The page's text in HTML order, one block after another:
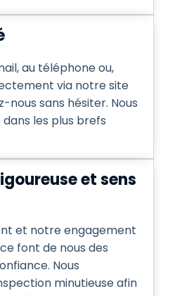
au téléphone ou,
via notre site
nous sans hésiter. Nous
les plus brefs
et sens
et notre engagement
font de nous des
Nous
minutieuse afin